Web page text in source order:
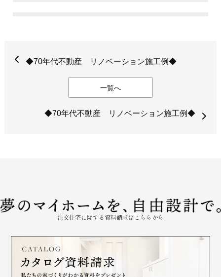
◆70年代不動産 リノベーション施工例◆
一覧へ
◆70年代不動産 リノベーション施工例◆
注文住宅に関する資料請求はこちらから